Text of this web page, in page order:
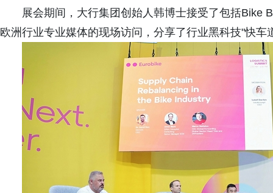
展会期间，大行集团创始人韩博士接受了包括Bike
欧洲行业专业媒体的现场访问，分享了行业黑科技"快车